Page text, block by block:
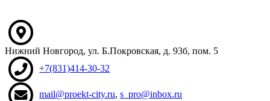
Нижний Новгород, ул. Б.Покровская, д. 93б, пом. 5
+7(831)414-30-32
mail@proekt-city.ru,s_pro@inbox.ru